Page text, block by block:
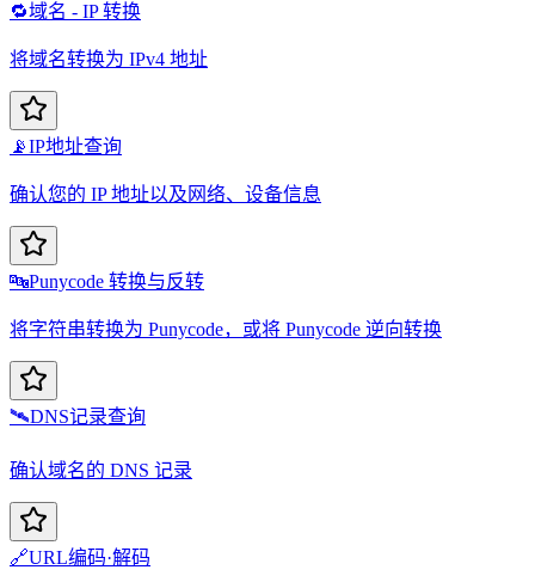
🔁域名 - IP 转换
将域名转换为 IPv4 地址
📡IP地址查询
确认您的 IP 地址以及网络、设备信息
🔤Punycode 转换与反转
将字符串转换为 Punycode，或将 Punycode 逆向转换
🛰️DNS记录查询
确认域名的 DNS 记录
🔗URL编码·解码